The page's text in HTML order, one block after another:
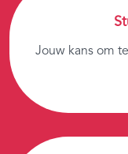
Jouw kans om